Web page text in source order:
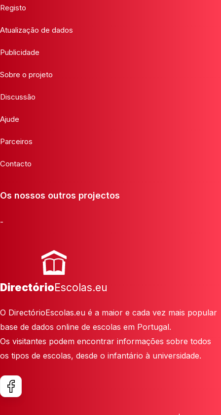
Registo
Atualização de dados
Publicidade
Sobre o projeto
Discussão
Ajude
Parceiros
Contacto
Os nossos outros projectos
-
DirectórioEscolas.eu
O DirectórioEscolas.eu é a maior e cada vez mais popular
base de dados online de escolas em Portugal.
Os visitantes podem encontrar informações sobre todos
os tipos de escolas, desde o infantário à universidade.